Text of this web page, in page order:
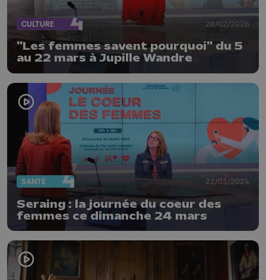
CULTURE 28/02/2026
"Les femmes savent pourquoi" du 5
au 22 mars à Jupille Wandre
SANTÉ 22/03/2024
Seraing : la journée du coeur des
femmes ce dimanche 24 mars